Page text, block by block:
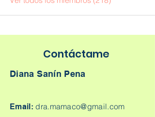
Contáctame
Diana Sanín Pena
Email: dra.mamaco@gmail.com